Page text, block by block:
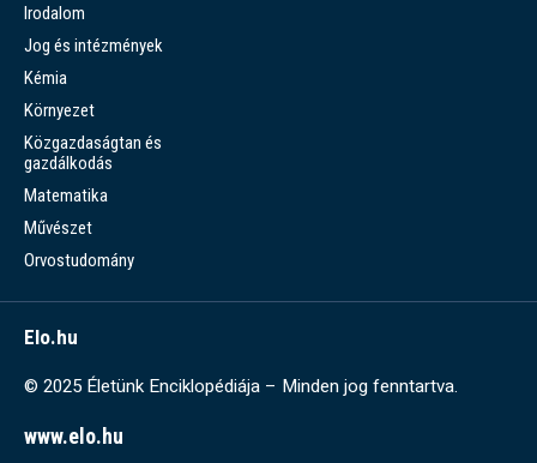
Irodalom
Jog és intézmények
Kémia
Környezet
Közgazdaságtan és
gazdálkodás
Matematika
Művészet
Orvostudomány
Elo.hu
© 2025 Életünk Enciklopédiája – Minden jog fenntartva.
www.elo.hu